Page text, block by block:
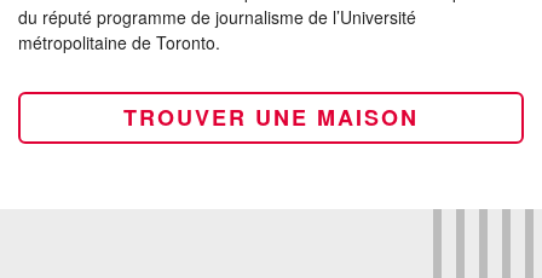
du réputé programme de journalisme de l’Université
métropolitaine de Toronto.
TROUVER UNE MAISON